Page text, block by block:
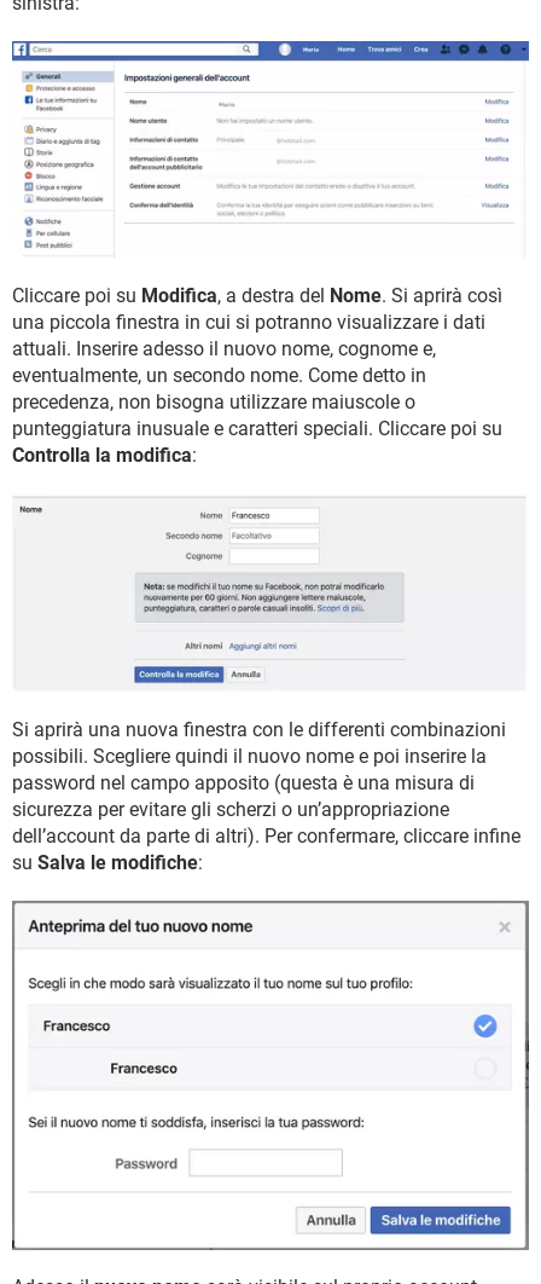
Cliccare poi su Modifica, a destra del Nome. Si aprirà così
una piccola finestra in cui si potranno visualizzare i dati
attuali. Inserire adesso il nuovo nome, cognome e,
eventualmente, un secondo nome. Come detto in
precedenza, non bisogna utilizzare maiuscole o
punteggiatura inusuale e caratteri speciali. Cliccare poi su
Controlla la modifica:
Si aprirà una nuova finestra con le differenti combinazioni
possibili. Scegliere quindi il nuovo nome e poi inserire la
password nel campo apposito (questa è una misura di
sicurezza per evitare gli scherzi o un’appropriazione
dell’account da parte di altri). Per confermare, cliccare infine
su Salva le modifiche: